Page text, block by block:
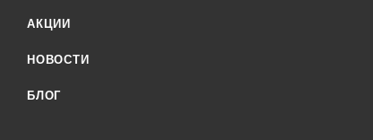
АКЦИИ
НОВОСТИ
БЛОГ